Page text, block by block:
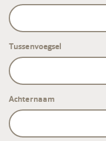
Tussenvoegsel
Achternaam